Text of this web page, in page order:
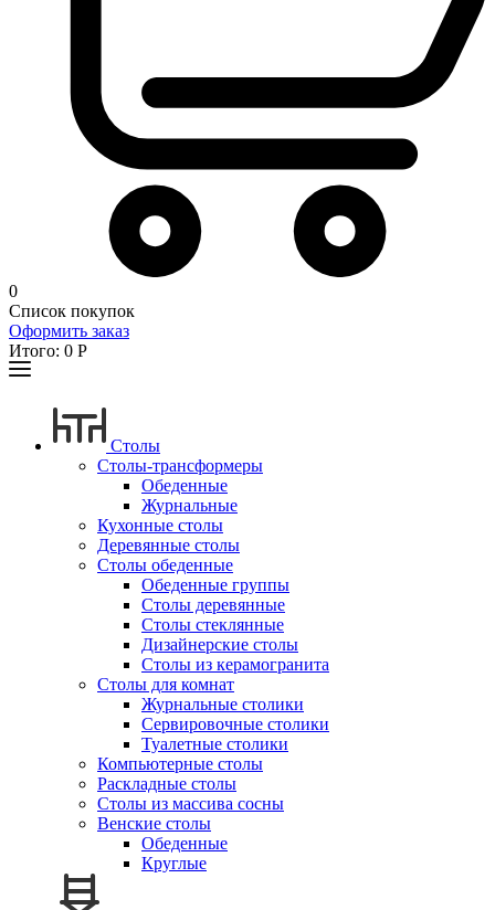
0
Список покупок
Оформить заказ
Итого: 0 Р
Столы
Столы-трансформеры
Обеденные
Журнальные
Кухонные столы
Деревянные столы
Столы обеденные
Обеденные группы
Столы деревянные
Столы стеклянные
Дизайнерские столы
Столы из керамогранита
Столы для комнат
Журнальные столики
Сервировочные столики
Туалетные столики
Компьютерные столы
Раскладные столы
Столы из массива сосны
Венские столы
Обеденные
Круглые